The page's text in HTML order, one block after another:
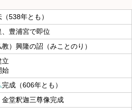
538年とも）
、豊浦宮で即位
）興隆の詔（みことのり）
立
始
完成（606年とも）
堂釈迦三尊像完成